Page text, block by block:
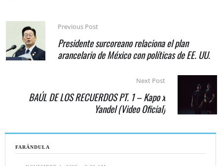
FARÁNDULA
Previous Post
Presidente surcoreano relaciona el plan
arancelario de México con políticas de EE. UU.
Next Post
BAÚL DE LOS RECUERDOS PT. 1 – Kapo x
Yandel (Video Oficial)